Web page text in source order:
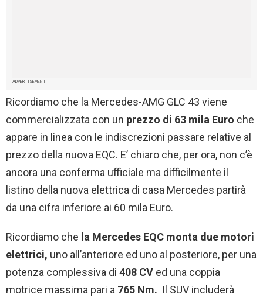
ADVERTISEMENT
Ricordiamo che la Mercedes-AMG GLC 43 viene
commercializzata con un prezzo di 63 mila Euro che
appare in linea con le indiscrezioni passare relative al
prezzo della nuova EQC. E’ chiaro che, per ora, non c’è
ancora una conferma ufficiale ma difficilmente il
listino della nuova elettrica di casa Mercedes partirà
da una cifra inferiore ai 60 mila Euro.
Ricordiamo che la Mercedes EQC monta due motori
elettrici, uno all’anteriore ed uno al posteriore, per una
potenza complessiva di 408 CV ed una coppia
motrice massima pari a 765 Nm. Il SUV includerà